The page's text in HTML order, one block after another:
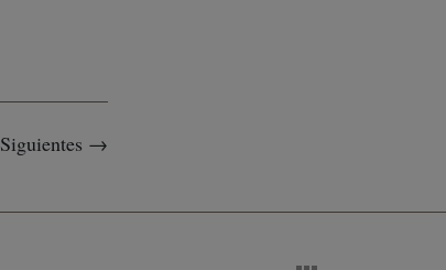
Siguientes →